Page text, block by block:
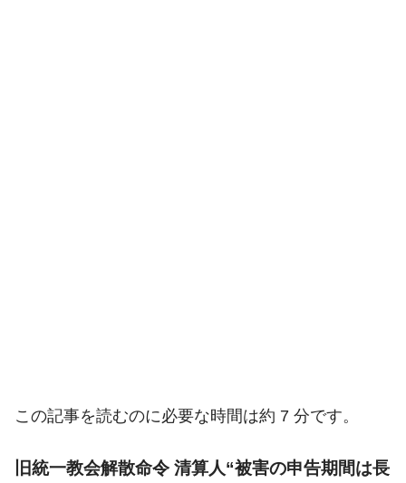
この記事を読むのに必要な時間は約 7 分です。
旧統一教会解散命令 清算人“被害の申告期間は長